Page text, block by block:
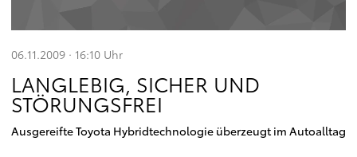
06.11.2009 · 16:10 Uhr
LANGLEBIG, SICHER UND
STÖRUNGSFREI
Ausgereifte Toyota Hybridtechnologie überzeugt im Autoalltag